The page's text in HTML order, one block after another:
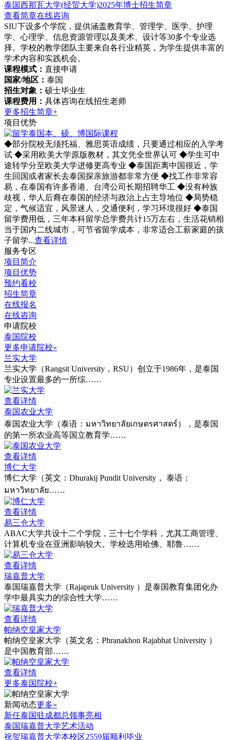
泰国西那瓦大学(经贸大学)2025年博士招生简章
查看简章在线咨询
SIU下设多个学院，提供涵盖教育学、管理学、医学、护理
学、心理学、信息资源管理以及美术、设计等30多个专业选
择。学校的教学团队主要来自各行业精英，为学生提供丰富的
学术内容和实践机会。
课程模式： 直接申请
国家/地区： 泰国
招生对象： 硕士毕业生
课程费用： 具体咨询在线招生老师
更多招生简章+
项目优势
◆部分院校无须托福、雅思英语成绩，只要通过相应的入学考
试 ◆采用欧美大学原版教材，其文凭全世界认可 ◆学生可中
途转学分至欧美大学进修更高专业 ◆泰国距离中国很近，学
生回国或者家长去泰国探亲旅游都非常方便 ◆找工作非常容
易，在泰国有许多香港、台湾公司长期招聘华工 ◆没有种族
歧视，华人后裔在泰国的经济与政治上占主导地位 ◆局势稳
定，气候适宜，风景迷人，交通便利，学习环境很好 ◆泰国
留学费用低，三年本科留学总学费共计15万左右，生活花销相
当于国内二线城市，可节省留学成本，非常适合工薪家庭的孩
子留学...查看详情
服务专区
项目简介
项目优势
预约看校
招生简章
在线报名
在线咨询
申请院校
泰国院校
更多申请院校»
兰实大学
兰实大学（Rangsit University，RSU）创立于1986年，是泰国
专业设置最多的一所综……
查看详情
泰国农业大学
泰国农业大学（泰语：มหาวิทยาลัยเกษตรศาสตร์），是泰国
的第一所农业高等国立教育学……
查看详情
博仁大学
博仁大学（英文：Dhurakij Pundit University， 泰语：
มหาวิทยาลัย……
查看详情
易三仓大学
ABAC大学共设十二个学院，三十七个学科，尤其工商管理、
计算机专业在亚洲影响较大。学校选用哈佛、耶鲁……
查看详情
瑞嘉普大学
泰国瑞嘉普大学（Rajapruk University ）是泰国教育集团化办
学中最具实力的综合性大学……
查看详情
帕纳空皇家大学
帕纳空皇家大学（英文名：Phranakhon Rajabhat University ）
是中国教育部……
查看详情
更多泰国院校+
新闻动态更多»
新任泰国驻成都总领事亮相
泰国瑞嘉普大学艺术活动
祝贺瑞嘉普大学本校区2559届顺利毕业